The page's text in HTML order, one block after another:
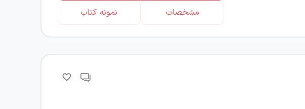
مشخصات
نمونه کتاب